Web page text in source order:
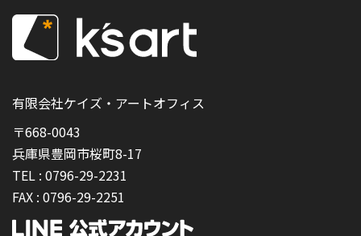
有限会社ケイズ・アートオフィス
〒668-0043
兵庫県豊岡市桜町8-17
TEL : 0796-29-2231
FAX : 0796-29-2251